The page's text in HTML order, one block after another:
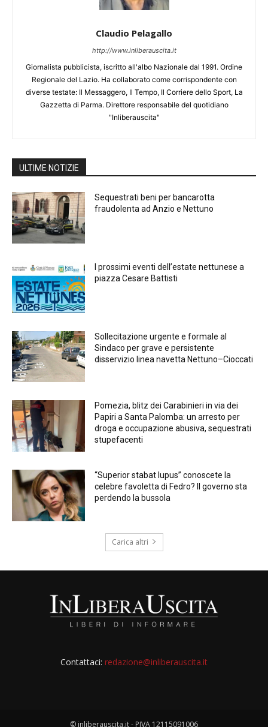
Claudio Pelagallo
http://www.inliberauscita.it
Giornalista pubblicista, iscritto all'albo Nazionale dal 1991. Ordine
Regionale del Lazio. Ha collaborato come corrispondente con
diverse testate: Il Messaggero, Il Tempo, Il Corriere dello Sport, La
Gazzetta di Parma. Direttore responsabile del quotidiano
"Inliberauscita"
ULTIME NOTIZIE
Sequestrati beni per bancarotta
fraudolenta ad Anzio e Nettuno
I prossimi eventi dell’estate nettunese a
piazza Cesare Battisti
Sollecitazione urgente e formale al
Sindaco per grave e persistente
disservizio linea navetta Nettuno–Cioccati
Pomezia, blitz dei Carabinieri in via dei
Papiri a Santa Palomba: un arresto per
droga e occupazione abusiva, sequestrati
stupefacenti
“Superior stabat lupus” conoscete la
celebre favoletta di Fedro? Il governo sta
perdendo la bussola
Carica altri
Contattaci: redazione@inliberauscita.it
© inliberauscita.it - PIVA 12115091006